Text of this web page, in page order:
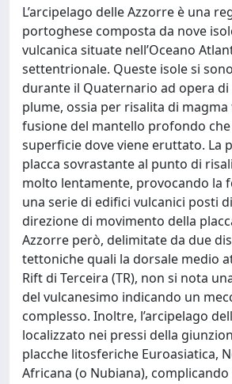
L’arcipelago delle Azzorre è una
portoghese composta da nove
vulcanica situate nell’Oceano
settentrionale. Queste isole si
durante il Quaternario ad opera
plume, ossia per risalita di
fusione del mantello profondo
superficie dove viene eruttato. La
placca sovrastante al punto di
molto lentamente, provocando la
una serie di edifici vulcanici posti
direzione di movimento della
Azzorre però, delimitate da due
tettoniche quali la dorsale medio
Rift di Terceira (TR), non si nota
del vulcanesimo indicando un
complesso. Inoltre, l’arcipelago
localizzato nei pressi della
placche litosferiche Euroasiatica,
Africana (o Nubiana),